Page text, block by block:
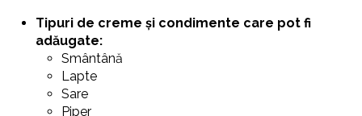
Tipuri de creme și condimente care pot fi
adăugate:
Smântână
Lapte
Sare
Piper